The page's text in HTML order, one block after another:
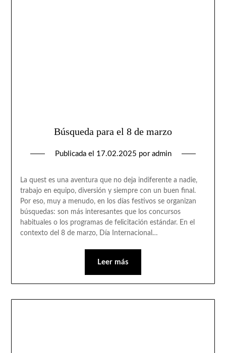
Búsqueda para el 8 de marzo
Publicada el 17.02.2025 por admin
La quest es una aventura que no deja indiferente a nadie,
trabajo en equipo, diversión y siempre con un buen final.
Por eso, muy a menudo, en los días festivos se organizan
búsquedas: son más interesantes que los concursos
habituales o los programas de felicitación estándar. En el
contexto del 8 de marzo, Día Internacional…
Leer más